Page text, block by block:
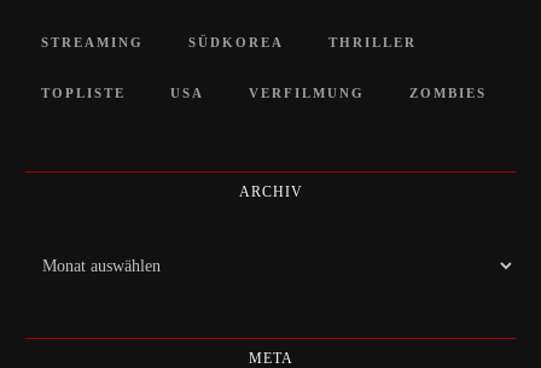
STREAMING SÜDKOREA THRILLER
TOPLISTE USA VERFILMUNG ZOMBIES
ARCHIV
Archiv
META